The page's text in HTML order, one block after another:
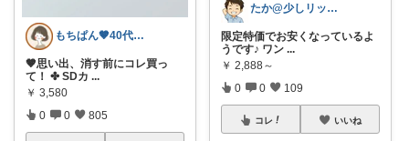
もちぱん🤎40代主婦のくらしメモ
🤎思い出、消す前にコレ買っ
て！ ✤ SDカ ...
￥ 3,580
0 0 805
たか@少しリッチな生活がしたいパパ
限定特価でお安くなっているよ
うです♪ ワン ...
￥ 2,888～
0 0 109
コレ いいね